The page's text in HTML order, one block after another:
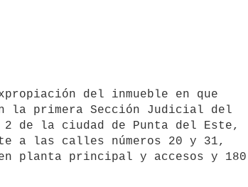
la primera Sección Judicial del
2 de la ciudad de Punta del Este,
a las calles números 20 y 31,
planta principal y accesos y 180